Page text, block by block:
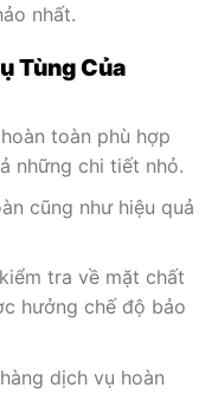
nhất.
Tùng Của
toàn phù hợp
những chi tiết nhỏ.
cũng như hiệu quả
tra về mặt chất
hưởng chế độ bảo
dịch vụ hoàn